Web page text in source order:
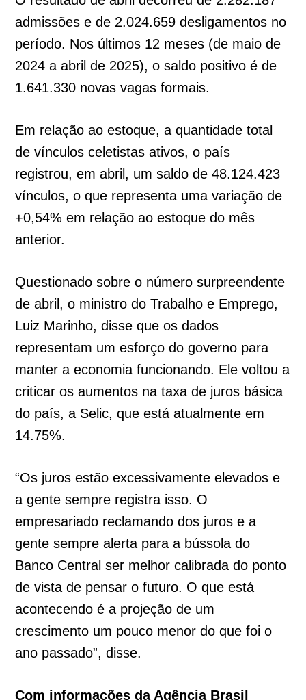
admissões e de 2.024.659 desligamentos no
período. Nos últimos 12 meses (de maio de
2024 a abril de 2025), o saldo positivo é de
1.641.330 novas vagas formais.
Em relação ao estoque, a quantidade total
de vínculos celetistas ativos, o país
registrou, em abril, um saldo de 48.124.423
vínculos, o que representa uma variação de
+0,54% em relação ao estoque do mês
anterior.
Questionado sobre o número surpreendente
de abril, o ministro do Trabalho e Emprego,
Luiz Marinho, disse que os dados
representam um esforço do governo para
manter a economia funcionando. Ele voltou a
criticar os aumentos na taxa de juros básica
do país, a Selic, que está atualmente em
14.75%.
“Os juros estão excessivamente elevados e
a gente sempre registra isso. O
empresariado reclamando dos juros e a
gente sempre alerta para a bússola do
Banco Central ser melhor calibrada do ponto
de vista de pensar o futuro. O que está
acontecendo é a projeção de um
crescimento um pouco menor do que foi o
ano passado”, disse.
Com informações da Agência Brasil